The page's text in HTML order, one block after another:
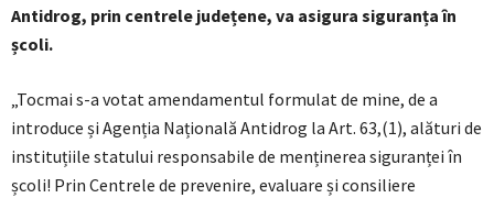
Antidrog, prin centrele județene, va asigura siguranța în
școli.
„Tocmai s-a votat amendamentul formulat de mine, de a
introduce și Agenția Națională Antidrog la Art. 63,(1), alături de
instituțiile statului responsabile de menținerea siguranței în
școli! Prin Centrele de prevenire, evaluare și consiliere